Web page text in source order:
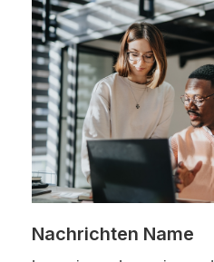
Nachrichten Name